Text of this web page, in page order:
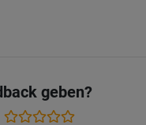
geben?